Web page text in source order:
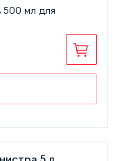
500 мл для